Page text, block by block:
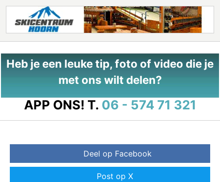
Heb je een leuke tip, foto of video die je
met ons wilt delen?
APP ONS! T. 06 - 574 71 321
Deel op Facebook
Post op X